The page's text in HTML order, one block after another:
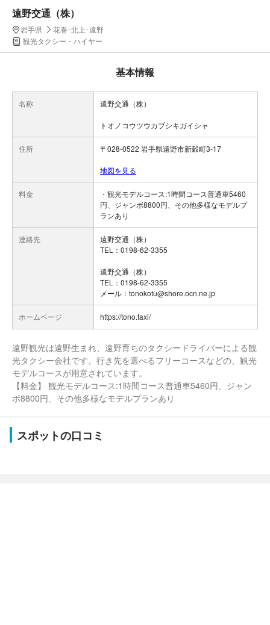
遠野交通（株）
岩手県
花巻･北上･遠野
観光タクシー・ハイヤー
基本情報
名称 遠野交通（株）
トオノコウツウカブシキガイシャ
住所 〒028-0522 岩手県遠野市新穀町3-17
地図を見る
料金
・観光モデルコース:1時間コース普通車5460
円、ジャンボ8800円、その他多様なモデルプ
ランあり
連絡先
遠野交通（株）
TEL：0198-62-3355
遠野交通（株）
TEL：0198-62-3355
メール：tonokotu@shore.ocn.ne.jp
ホームページ https://tono.taxi/
遠野観光は遠野生まれ、遠野育ちのタクシードライバーによる観
光タクシー会社です。行き先を選べるフリーコースなどの、観光
モデルコースが用意されています。
【料金】 観光モデルコース:1時間コース普通車5460円、ジャン
ボ8800円、その他多様なモデルプランあり
スポットの口コミ